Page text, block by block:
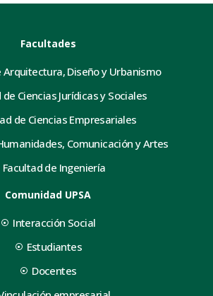
Facultades
Arquitectura, Diseño y Urbanismo
de Ciencias Jurídicas y Sociales
de Ciencias Empresariales
Comunicación y Artes
Facultad de Ingeniería
Comunidad UPSA
Interacción Social
Estudiantes
Docentes